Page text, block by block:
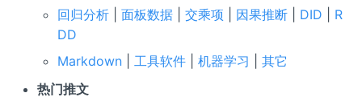
回归分析 |面板数据 |交乘项 因果推断 DID
R
DD
Markdown |工具软件 |机器学习 |其它
热门推文